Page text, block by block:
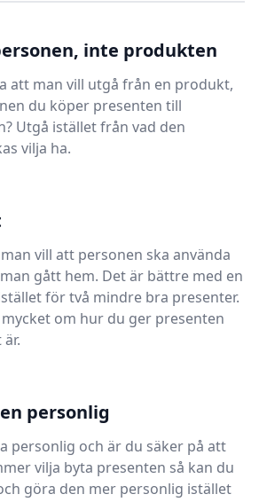
inte produkten
att man vill utgå från en produkt,
du köper presenten till
Utgå istället från vad den
vilja ha.
vill att personen ska använda
gått hem. Det är bättre med en
för två mindre bra presenter.
om hur du ger presenten
personlig
personlig och är du säker på att
vilja byta presenten så kan du
göra den mer personlig istället